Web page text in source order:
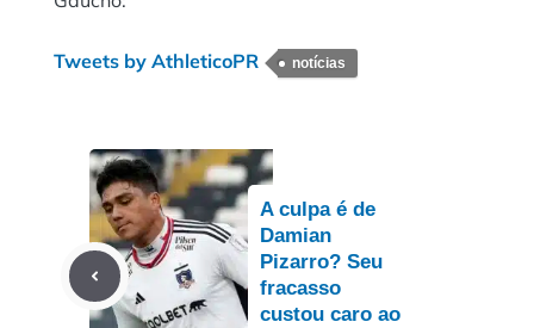
Tweets by AthleticoPR notícias
A culpa é de
Damian
Pizarro? Seu
fracasso
custou caro ao